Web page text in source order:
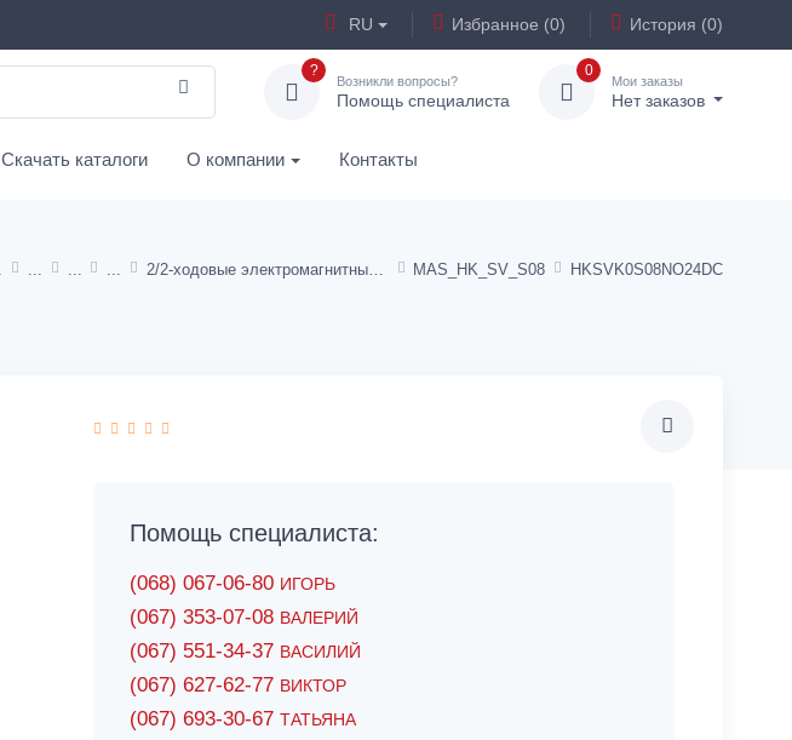
RU Избранное (0) История (0)
?
Возникли вопросы?
Помощь специалиста
0
Мои заказы
Нет заказов
Скачать каталоги О компании Контакты
2/2-ходовые электромагнитные клапаны MAS_HK_SV_S08 HKSVK0S08NO24DC
Помощь специалиста:
(068) 067-06-80 ИГОРЬ
(067) 353-07-08 ВАЛЕРИЙ
(067) 551-34-37 ВАСИЛИЙ
(067) 627-62-77 ВИКТОР
(067) 693-30-67 ТАТЬЯНА